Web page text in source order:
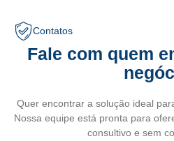
Contatos
Fale com quem
Quer encontrar a solução ideal
Nossa equipe está pronta para
consultivo e sem